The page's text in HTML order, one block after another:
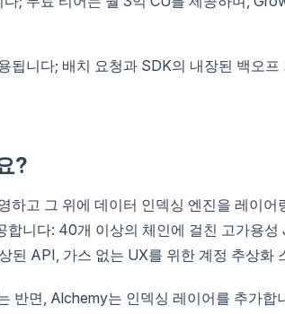
됩니다; 배치 요청과 SDK의 내장된 백오
?
하고 그 위에 데이터 인덱싱 엔진을 레이
합니다: 40개 이상의 체인에 걸친 고가용성
된 API, 가스 없는 UX를 위한 계정 추상화
반면, Alchemy는 인덱싱 레이어를 추가합